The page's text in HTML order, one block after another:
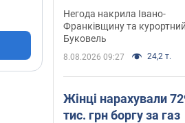
перетворились на
річки. Відео
Негода накрила Івано-
Франківщину та курортний
Буковель
8.08.2026 09:27 24,2 т.
Жінці нарахували
тис. грн боргу за газ